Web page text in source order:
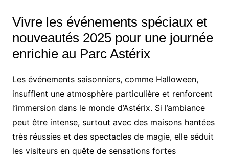
Vivre les événements spéciaux et
nouveautés 2025 pour une journée
enrichie au Parc Astérix
Les événements saisonniers, comme Halloween,
insufflent une atmosphère particulière et renforcent
l’immersion dans le monde d’Astérix. Si l’ambiance
peut être intense, surtout avec des maisons hantées
très réussies et des spectacles de magie, elle séduit
les visiteurs en quête de sensations fortes